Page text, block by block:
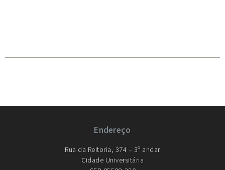
Endereço
Rua da Reitoria, 374 – 3º andar
Cidade Universitária